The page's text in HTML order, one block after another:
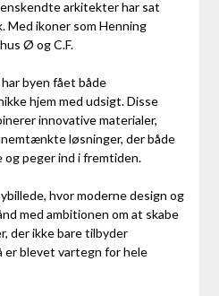
arkitekter har sat
ikoner som Henning
Ø og C.F.
byen fået både
hjem med udsigt. Disse
innovative materialer,
løsninger, der både
peger ind i fremtiden.
hvor moderne design og
med ambitionen om at skabe
der ikke bare tilbyder
er blevet vartegn for hele